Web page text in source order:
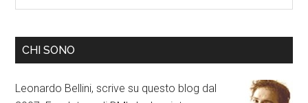
CHI SONO
Leonardo Bellini, scrive su questo blog dal